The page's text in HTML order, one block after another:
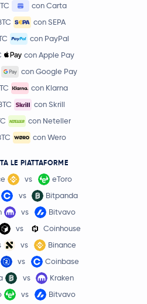
con Carta
con SEPA
con PayPal
con Apple Pay
con Google Pay
con Klarna
con Skrill
con Neteller
con Wero
LE PIATTAFORME
vs
eToro
vs
Bitpanda
vs
Bitvavo
vs
Coinhouse
vs
Binance
vs
Coinbase
vs
Kraken
vs Bitvavo